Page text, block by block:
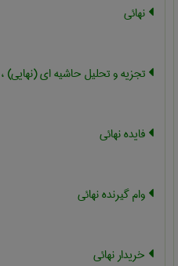
نهائی
تجزیه و تحلیل حاشیه ای (نهایی)
فایده نهائی
وام گیرنده نهائی
خریدار نهائی